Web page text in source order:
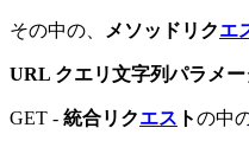
その中の、 メソッドリクエ
URL クエリ文字列パラメー
GET - 統合リクエス トの中